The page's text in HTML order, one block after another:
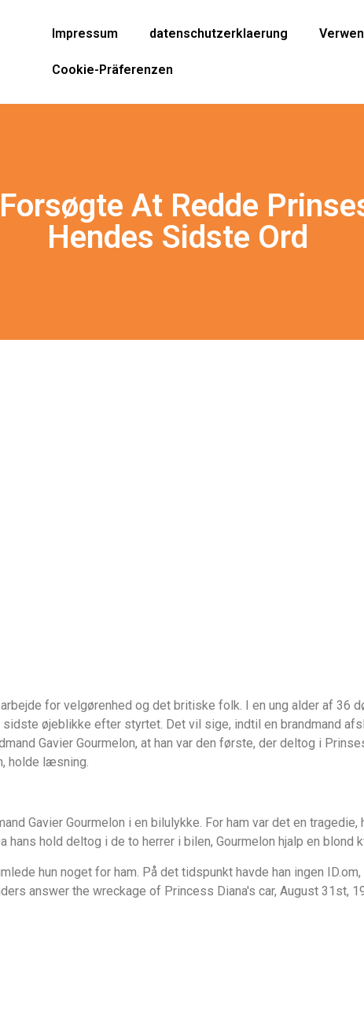
Impressum datenschutzerklaerung
Cookie-Präferenzen
At Redde
Hendes Sidste Ord
for velgørenhed og det britiske folk. I en ung alder af 36
sidste øjeblikke efter styrtet. Det vil sige, indtil en brandmand
Gavier Gourmelon, at han var den første, der deltog i
holde læsning.
Gavier Gourmelon i en bilulykke. For ham var det en
hold deltog i de to herrer i bilen, Gourmelon hjalp en blond
hun noget for ham. På det tidspunkt havde han ingen